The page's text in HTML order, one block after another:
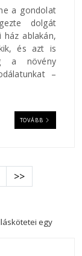
a gondolat
dolgát
ablakán,
és azt is
a növény
–
TOVÁBB
oldal
Utolsó oldal
>>
egy